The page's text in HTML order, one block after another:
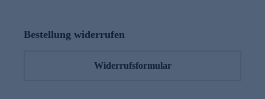
Bestellung widerrufen
Widerrufsformular